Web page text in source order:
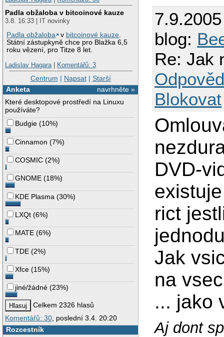
Padla obžaloba v bitcoinové kauze
3.8. 16:33 | IT novinky
Padla obžaloba
v bitcoinové kauze.
Státní zástupkyně chce pro Blažka 6,5
roku vězení, pro Titze 8 let.
Ladislav Hagara| Komentářů: 3
Centrum | Napsat| Starší
navrhněte »
Anketa
Které desktopové prostředí na Linuxu
používáte?
Budgie (10%)
Cinnamon (7%)
COSMIC (2%)
GNOME (18%)
KDE Plasma (30%)
LXQt (6%)
MATE (6%)
TDE (2%)
Xfce (15%)
jiné/žádné (23%)
Celkem 2326 hlasů
Komentářů: 30 , poslední 3.4. 20:20
Rozcestník
blog:
Re: Jak
Blokovat
DVD-
rict
Jak
na
... jako
Aj dont